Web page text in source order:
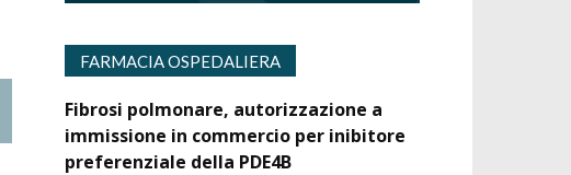
FARMACIA OSPEDALIERA
Fibrosi polmonare, autorizzazione a
immissione in commercio per inibitore
preferenziale della PDE4B